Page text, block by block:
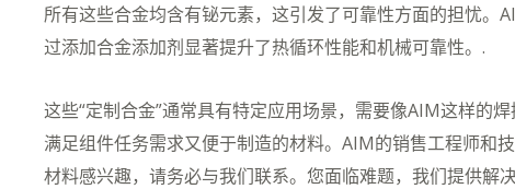
所有这些合金均含有铋元素，这引发了可靠性方面的担忧。
过添加合金添加剂显著提升了热循环性能和机械可靠性。.
这些“定制合金”通常具有特定应用场景，需要像AIM这样的
满足组件任务需求又便于制造的材料。AIM的销售工程师和
材料感兴趣，请务必与我们联系。您面临难题，我们提供解